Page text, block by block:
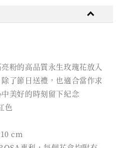
粉的高品質永生玫瑰花放入
了節日送禮，也適合當作求
美好的時刻留下紀念
色
cm